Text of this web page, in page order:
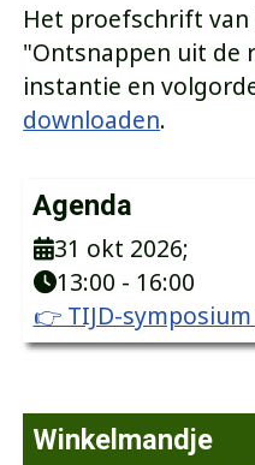
Het proefschrift van
"Ontsnappen uit de
instantie en
downloaden.
Agenda
31 okt 2026;
13:00 - 16:00
👉 TIJD-
Winkelmandje